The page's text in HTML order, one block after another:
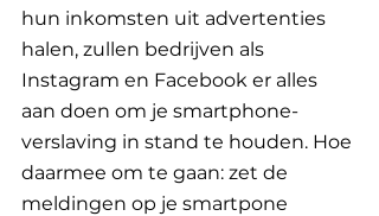
hun inkomsten uit advertenties
halen, zullen bedrijven als
Instagram en Facebook er alles
aan doen om je smartphone-
verslaving in stand te houden. Hoe
daarmee om te gaan: zet de
meldingen op je smartpone